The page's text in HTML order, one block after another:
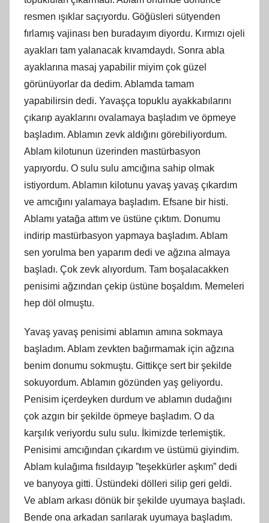
resmen ışıklar saçıyordu. Göğüsleri sütyenden
fırlamış vajinası ben buradayım diyordu. Kırmızı ojeli
ayakları tam yalanacak kıvamdaydı. Sonra abla
ayaklarına masaj yapabilir miyim çok güzel
görünüyorlar da dedim. Ablamda tamam
yapabilirsin dedi. Yavaşça topuklu ayakkabılarını
çıkarıp ayaklarını ovalamaya başladım ve öpmeye
başladım. Ablamın zevk aldığını görebiliyordum.
Ablam kilotunun üzerinden mastürbasyon
yapıyordu. O sulu sulu amcığına sahip olmak
istiyordum. Ablamın kilotunu yavaş yavaş çıkardım
ve amcığını yalamaya başladım. Efsane bir histi.
Ablamı yatağa attım ve üstüne çıktım. Donumu
indirip mastürbasyon yapmaya başladım. Ablam
sen yorulma ben yaparım dedi ve ağzına almaya
başladı. Çok zevk alıyordum. Tam boşalacakken
penisimi ağzından çekip üstüne boşaldım. Memeleri
hep döl olmuştu.
Yavaş yavaş penisimi ablamın amına sokmaya
başladım. Ablam zevkten bağırmamak için ağzına
benim donumu sokmuştu. Gittikçe sert bir şekilde
sokuyordum. Ablamın gözünden yaş geliyordu.
Penisim içerdeyken durdum ve ablamın dudağını
çok azgın bir şekilde öpmeye başladım. O da
karşılık veriyordu sulu sulu. İkimizde terlemiştik.
Penisimi amcığından çıkardım ve üstümü giyindim.
Ablam kulağıma fısıldayıp ”teşekkürler aşkım” dedi
ve banyoya gitti. Üstündeki dölleri silip geri geldi.
Ve ablam arkası dönük bir şekilde uyumaya başladı.
Bende ona arkadan sarılarak uyumaya başladım.